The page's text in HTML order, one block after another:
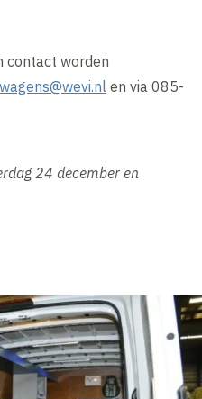
contact worden
en via 085-
24 december en